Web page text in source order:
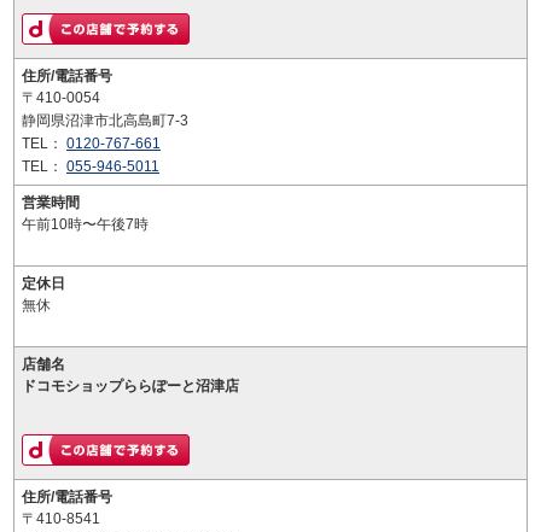
住所/電話番号
〒410-0054
静岡県沼津市北高島町7-3
TEL： 0120-767-661
TEL： 055-946-5011
営業時間
午前10時〜午後7時
定休日
無休
店舗名
ドコモショップららぽーと沼津店
住所/電話番号
〒410-8541